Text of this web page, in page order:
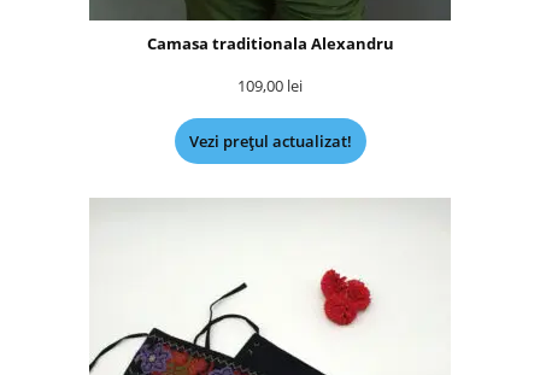
Camasa traditionala Alexandru
109,00 lei
Vezi prețul actualizat!